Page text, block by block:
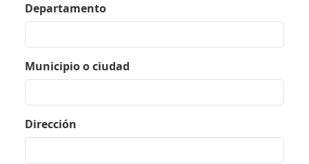
Departamento
Municipio o ciudad
Dirección